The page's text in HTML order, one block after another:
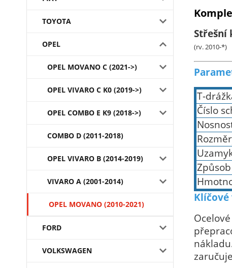
TOYOTA
OPEL
OPEL MOVANO C (2021->)
OPEL VIVARO C K0 (2019->)
OPEL COMBO E K9 (2018->)
COMBO D (2011-2018)
OPEL VIVARO B (2014-2019)
VIVARO A (2001-2014)
OPEL MOVANO (2010-2021)
FORD
VOLKSWAGEN
Střešní
(rv. 2010-*)
T-
Číslo